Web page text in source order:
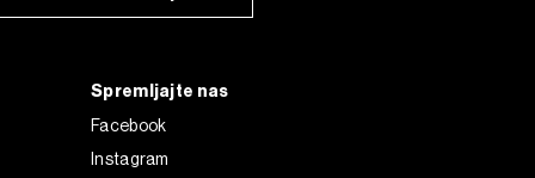
Spremljajte nas
Facebook
Instagram